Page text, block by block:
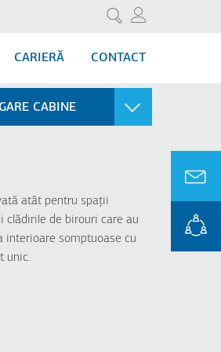
Cercetare
CARIERĂ CONTACT
CABINE
atât pentru spații
clădirile de birouri care au
somptuoase cu
unic.